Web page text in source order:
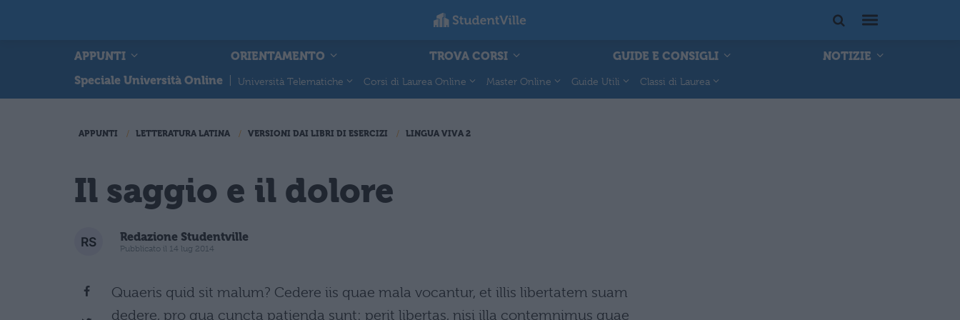
APPUNTI ORIENTAMENTO TROVA CORSI GUIDE E CONSIGLI
NOTIZIE
Speciale Università Online
Università Telematiche Corsi di Laurea Online Master Online Guide Utili Classi di Laurea
APPUNTI LETTERATURA LATINA VERSIONI DAI LIBRI DI ESERCIZI LINGUA VIVA 2
Il saggio e il dolore
Redazione Studentville
Pubblicato il 14 lug 2014
Quaeris quid sit malum? Cedere iis quae mala vocantur, et illis libertatem suam
dedere, pro qua cuncta patienda sunt: perit libertas, nisi illa contemnimus quae